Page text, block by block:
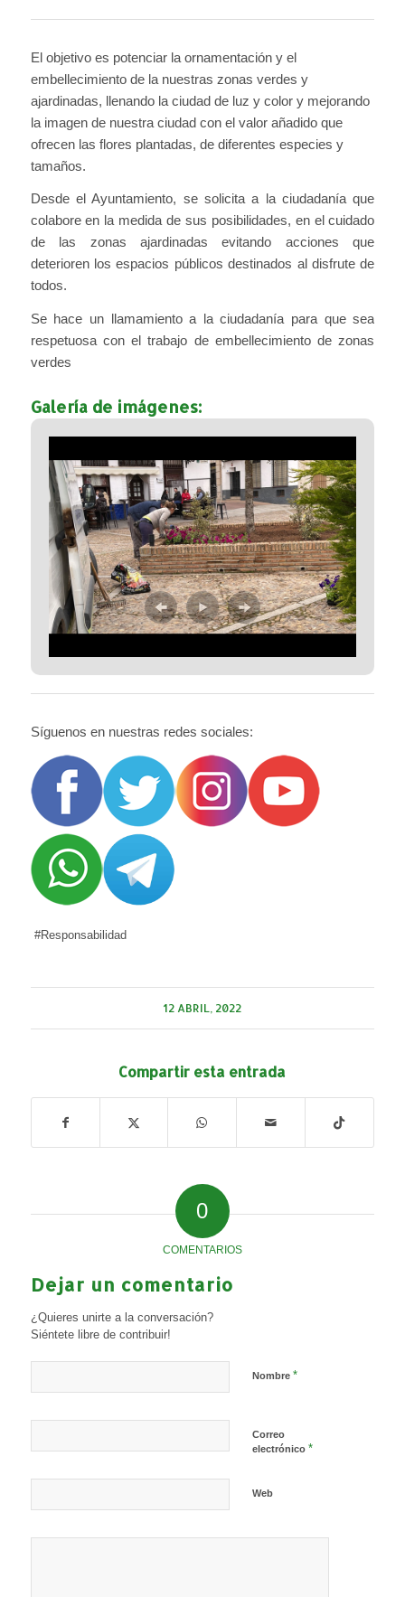
El objetivo es potenciar la ornamentación y el
embellecimiento de la nuestras zonas verdes y
ajardinadas, llenando la ciudad de luz y color y mejorando
la imagen de nuestra ciudad con el valor añadido que
ofrecen las flores plantadas, de diferentes especies y
tamaños.
Desde el Ayuntamiento, se solicita a la ciudadanía que
colabore en la medida de sus posibilidades, en el cuidado
de las zonas ajardinadas evitando acciones que
deterioren los espacios públicos destinados al disfrute de
todos.
Se hace un llamamiento a la ciudadanía para que sea
respetuosa con el trabajo de embellecimiento de zonas
verdes
Galería de imágenes:
Síguenos en nuestras redes sociales:
#Responsabilidad
12 ABRIL, 2022
Compartir esta entrada
0
COMENTARIOS
Dejar un comentario
¿Quieres unirte a la conversación?
Siéntete libre de contribuir!
Nombre *
Correo
electrónico *
Web